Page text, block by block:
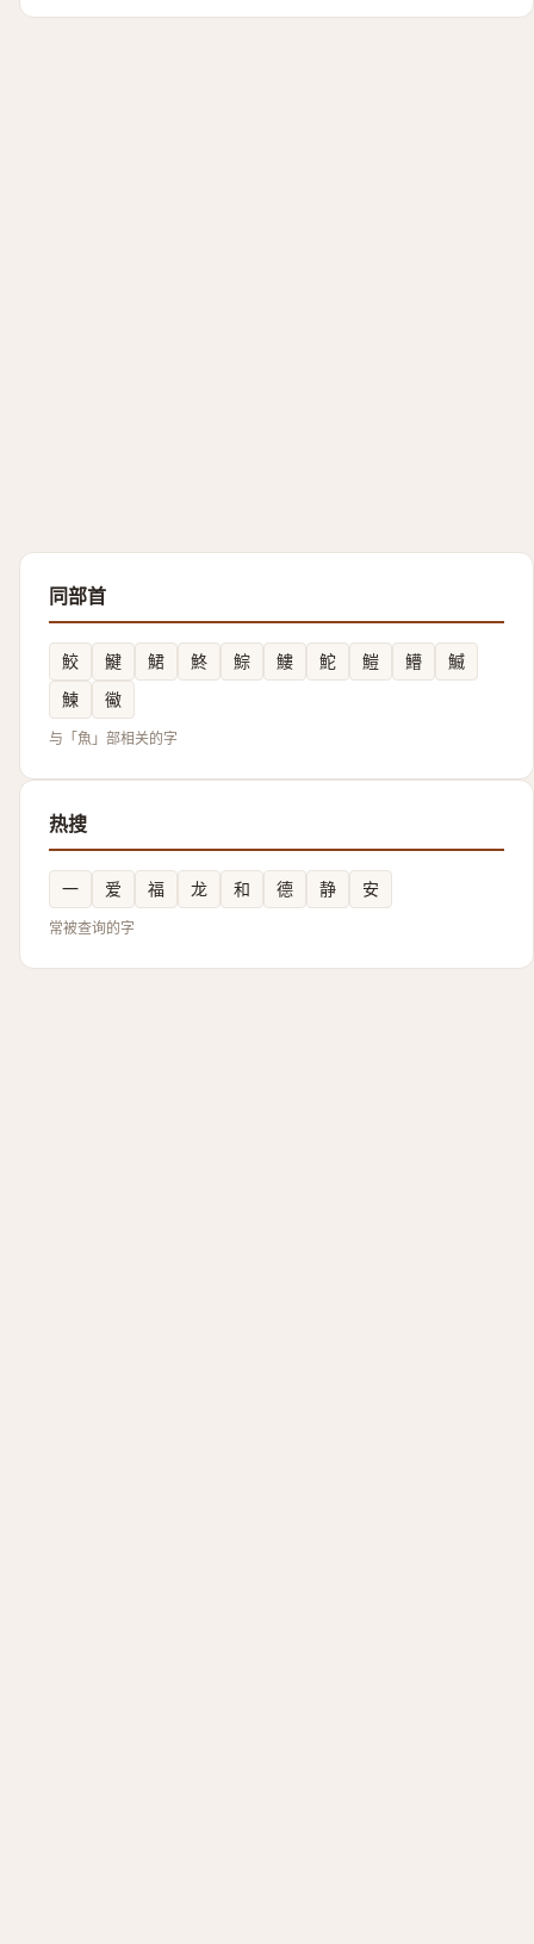
同部首
鮫 鰎 鮶 鮗 鯮 䱾 鮀 䱺 䲛
鰄
鰊
鰴
与「魚」部相关的字
热搜
一 爱 福 龙 和 德 静 安
常被查询的字